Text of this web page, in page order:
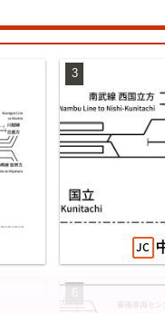
田
え
3